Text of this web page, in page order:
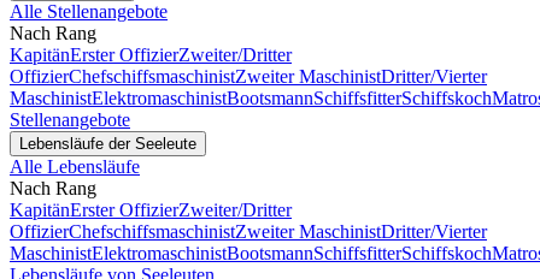
Alle Stellenangebote
Nach Rang
KapitänErster OffizierZweiter/Dritter
OffizierChefschiffsmaschinistZweiter MaschinistDritter/Vierter
MaschinistElektromaschinistBootsmannSchiffsfitterSchiffskoch
Stellenangebote
Lebensläufe der Seeleute
Alle Lebensläufe
Nach Rang
KapitänErster OffizierZweiter/Dritter
OffizierChefschiffsmaschinistZweiter MaschinistDritter/Vierter
MaschinistElektromaschinistBootsmannSchiffsfitterSchiffskoch
Lebensläufe von Seeleuten